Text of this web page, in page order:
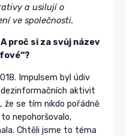
a usilují o
ve společnosti.
proč si za svůj název
Impulsem byl údiv
aktivit
se tím nikdo pořádně
nepohoršovalo,
Chtěli jsme to téma